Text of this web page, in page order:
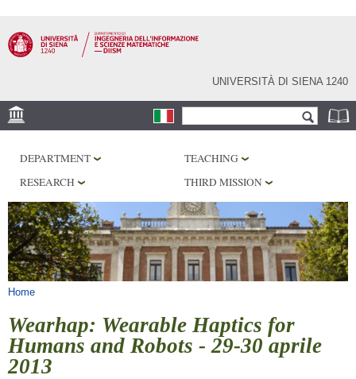
main
content
UNIVERSITÀ DI SIENA 1240
PHD PROGRAM
LABORATORIES
LIBRARIES
SERVICES
DEPARTMENT
TEACHING
RESEARCH
THIRD MISSION
You are here
Home
Wearhap: Wearable Haptics for
Humans and Robots - 29-30 aprile
2013